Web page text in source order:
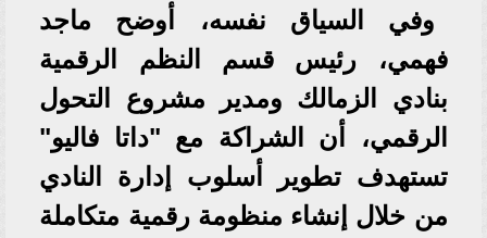
وفي السياق نفسه، أوضح ماجد
فهمي، رئيس قسم النظم الرقمية
بنادي الزمالك ومدير مشروع التحول
الرقمي، أن الشراكة مع "داتا فاليو"
تستهدف تطوير أسلوب إدارة النادي
من خلال إنشاء منظومة رقمية متكاملة